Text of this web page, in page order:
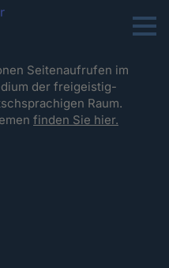
Menu
Seitenaufrufen im
der freigeistig-
Raum.
finden Sie hier.